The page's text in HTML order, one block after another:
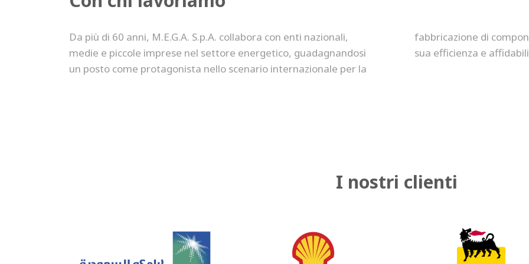
Da più di 60 anni, M.E.G.A. S.p.A. collabora con enti nazionali,
medie e piccole imprese nel settore energetico, guadagnandosi
un posto come protagonista nello scenario internazionale per la
fabbricazione di componenti speciali, contraddistinguendosi per la
sua efficienza e
I nostri clienti